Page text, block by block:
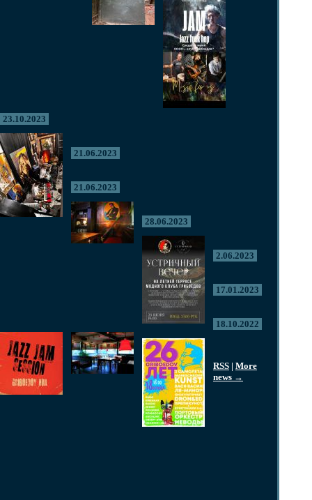
23.10.2023
21.06.2023
21.06.2023
28.06.2023
2.06.2023
17.01.2023
18.10.2022
RSS | More
news →